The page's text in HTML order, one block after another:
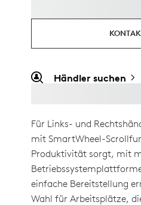
Händler suchen
Für Links- und
mit SmartWheel-
Produktivität sorgt, mit
einfache Bereitstellung
Wahl für Arbeitsplätze,